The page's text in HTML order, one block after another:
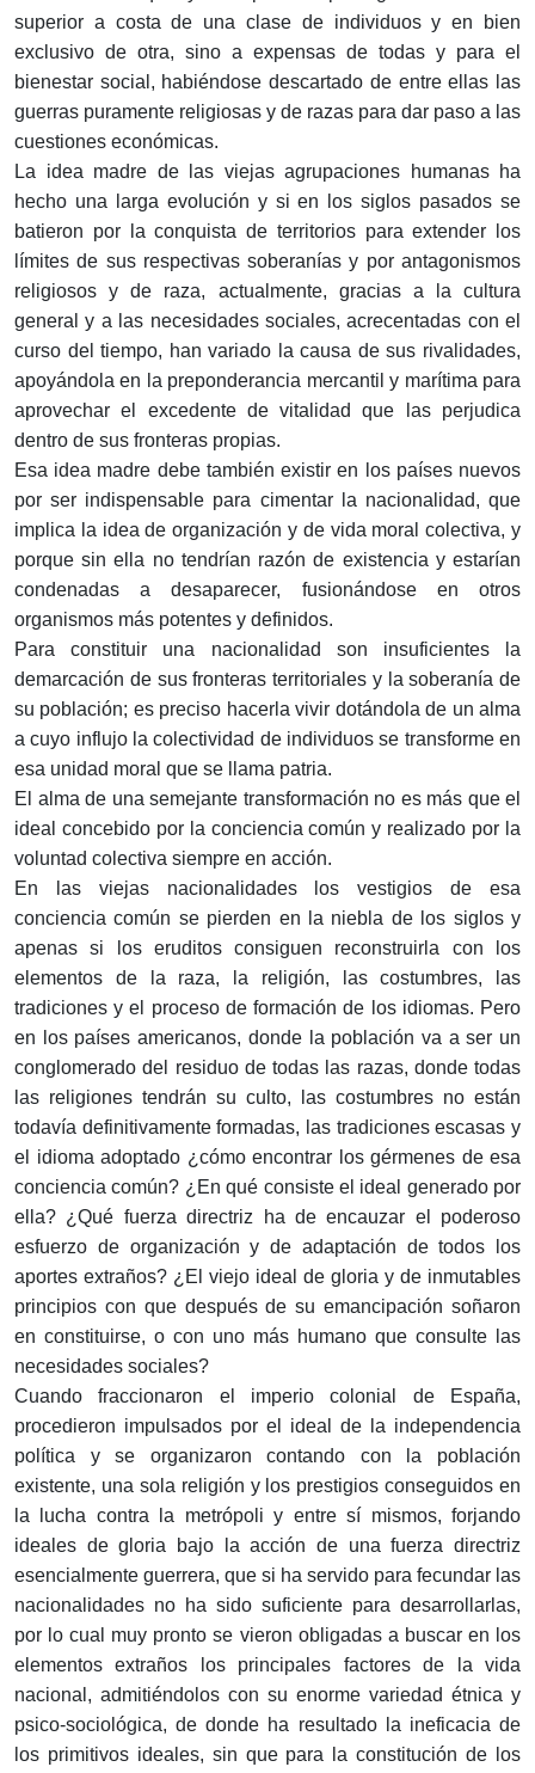
superior a costa de una clase de individuos y en bien
exclusivo de otra, sino a expensas de todas y para el
bienestar social, habiéndose descartado de entre ellas las
guerras puramente religiosas y de razas para dar paso a las
cuestiones económicas.
La idea madre de las viejas agrupaciones humanas ha
hecho una larga evolución y si en los siglos pasados se
batieron por la conquista de territorios para extender los
límites de sus respectivas soberanías y por antagonismos
religiosos y de raza, actualmente, gracias a la cultura
general y a las necesidades sociales, acrecentadas con el
curso del tiempo, han variado la causa de sus rivalidades,
apoyándola en la preponderancia mercantil y marítima para
aprovechar el excedente de vitalidad que las perjudica
dentro de sus fronteras propias.
Esa idea madre debe también existir en los países nuevos
por ser indispensable para cimentar la nacionalidad, que
implica la idea de organización y de vida moral colectiva, y
porque sin ella no tendrían razón de existencia y estarían
condenadas a desaparecer, fusionándose en otros
organismos más potentes y definidos.
Para constituir una nacionalidad son insuficientes la
demarcación de sus fronteras territoriales y la soberanía de
su población; es preciso hacerla vivir dotándola de un alma
a cuyo influjo la colectividad de individuos se transforme en
esa unidad moral que se llama patria.
El alma de una semejante transformación no es más que el
ideal concebido por la conciencia común y realizado por la
voluntad colectiva siempre en acción.
En las viejas nacionalidades los vestigios de esa
conciencia común se pierden en la niebla de los siglos y
apenas si los eruditos consiguen reconstruirla con los
elementos de la raza, la religión, las costumbres, las
tradiciones y el proceso de formación de los idiomas. Pero
en los países americanos, donde la población va a ser un
conglomerado del residuo de todas las razas, donde todas
las religiones tendrán su culto, las costumbres no están
todavía definitivamente formadas, las tradiciones escasas y
el idioma adoptado ¿cómo encontrar los gérmenes de esa
conciencia común? ¿En qué consiste el ideal generado por
ella? ¿Qué fuerza directriz ha de encauzar el poderoso
esfuerzo de organización y de adaptación de todos los
aportes extraños? ¿El viejo ideal de gloria y de inmutables
principios con que después de su emancipación soñaron
en constituirse, o con uno más humano que consulte las
necesidades sociales?
Cuando fraccionaron el imperio colonial de España,
procedieron impulsados por el ideal de la independencia
política y se organizaron contando con la población
existente, una sola religión y los prestigios conseguidos en
la lucha contra la metrópoli y entre sí mismos, forjando
ideales de gloria bajo la acción de una fuerza directriz
esencialmente guerrera, que si ha servido para fecundar las
nacionalidades no ha sido suficiente para desarrollarlas,
por lo cual muy pronto se vieron obligadas a buscar en los
elementos extraños los principales factores de la vida
nacional, admitiéndolos con su enorme variedad étnica y
psico-sociológica, de donde ha resultado la ineficacia de
los primitivos ideales, sin que para la constitución de los